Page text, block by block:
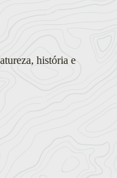
história e